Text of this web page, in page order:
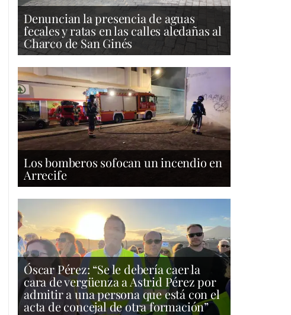
Denuncian la presencia de aguas
fecales y ratas en las calles aledañas al
Charco de San Ginés
Los bomberos sofocan un incendio en
Arrecife
Óscar Pérez: “Se le debería caer la
cara de vergüenza a Astrid Pérez por
admitir a una persona que está con el
acta de concejal de otra formación”